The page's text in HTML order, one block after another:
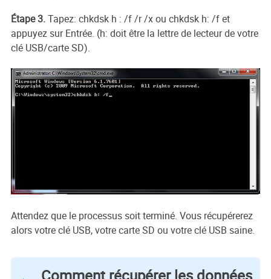
Étape 3.Tapez: chkdsk h : /f /r /x ou chkdsk h: /f et
appuyez sur Entrée. (h: doit être la lettre de lecteur de votre
clé USB/carte SD).
Attendez que le processus soit terminé. Vous récupérerez
alors votre clé USB, votre carte SD ou votre clé USB saine.